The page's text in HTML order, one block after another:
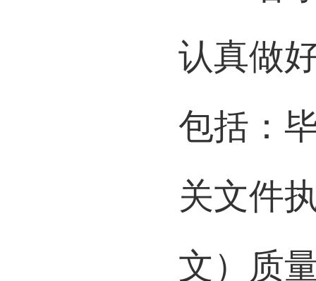
2．各
认真做
包括：
关文件